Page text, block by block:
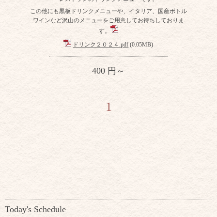
この他にも黒板ドリンクメニューや、イタリア、国産ボトル
ワインなど沢山のメニューをご用意してお待ちしておりま
す。
ドリンク２０２４.pdf (0.05MB)
400 円～
1
Today's Schedule